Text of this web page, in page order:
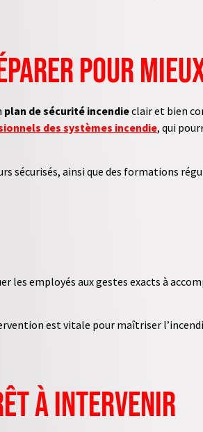
pour
plan de sécurité incendieclair et bien
des systèmes incendie, qui
sécurisés, ainsi que des formations
employés aux gestes exacts à
est vitale pour maîtriser
à intervenir